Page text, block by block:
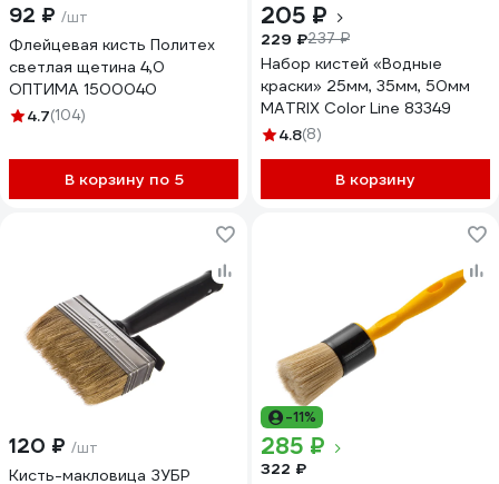
92 ₽ /шт
Флейцевая кисть Политех
светлая щетина 4,0
ОПТИМА 1500040
4.7(104)
В корзину по 5
205 ₽
229 ₽237 ₽
Набор кистей «Водные
краски» 25мм, 35мм, 50мм
MATRIX Color Line 83349
4.8(8)
В корзину
120 ₽ /шт
Кисть-макловица ЗУБР
-11%
285 ₽
322 ₽